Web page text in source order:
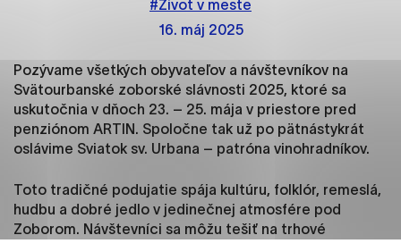
16. máj 2025
#Život v meste
Pozývame všetkých obyvateľov a návštevníkov na
Svätourbanské zoborské slávnosti 2025, ktoré sa
uskutočnia v dňoch 23. – 25. mája v priestore pred
penziónom ARTIN. Spoločne tak už po pätnástykrát
oslávime Sviatok sv. Urbana – patróna vinohradníkov.
Toto tradičné podujatie spája kultúru, folklór, remeslá,
hudbu a dobré jedlo v jedinečnej atmosfére pod
Zoborom. Návštevníci sa môžu tešiť na trhové
ako je navigácia na stránke a prístup k
zabezpečeným oblastiam webovej stránky. Bez
fungovať.
Analytické cookies
Analytické cookies pomáhajú prevádzkovateľovi
stránok pochopiť, ako návštevníci stránok stránku
ponúknuť im lepšiu skúsenosť. Všetky dáta sa
zbierajú anonymne a nie je možné ich spojiť s
konkrétnou osobou.